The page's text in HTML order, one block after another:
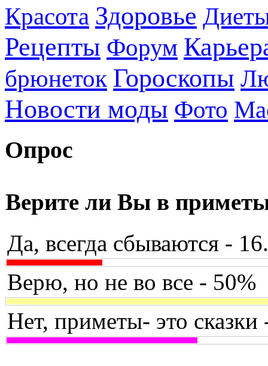
Красота Здоровье
Рецепты Форум
брюнеток Гороскопы
Новости моды Фото
Опрос
Верите ли Вы в
Да, всегда сбываются -
Верю, но не во все - 50%
Нет, приметы- это сказки